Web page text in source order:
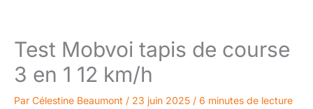
Test Mobvoi tapis de course
3 en 1 12 km/h
Par Célestine Beaumont / 23 juin 2025 / 6 minutes de lecture